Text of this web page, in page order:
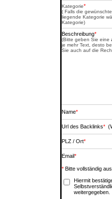
Kategorie*
( Falls die
liegende Kategorie
Kategorie)
Beschreibung*
(Bitte geben Sie eine
je mehr Text, desto
Sie auch auf die
Name*
Url des Backlinks*
PLZ / Ort*
Email*
*Bitte vollständig
Hiermit
weitergegeben.